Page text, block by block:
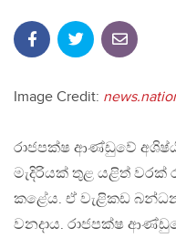
Image Credit:
රාජපක්ෂ ආණ්ඩුවේ
මැදිරියක් තුළ යළිත් වරක්
කළේය. ඒ වැළිකඩ
වනදාය. රාජපක්ෂ